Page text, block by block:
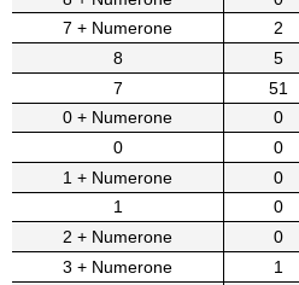
7 + Numerone
2
8
5
7
51
0 + Numerone
0
0
0
1 + Numerone
0
1
0
2 + Numerone
0
3 + Numerone
1